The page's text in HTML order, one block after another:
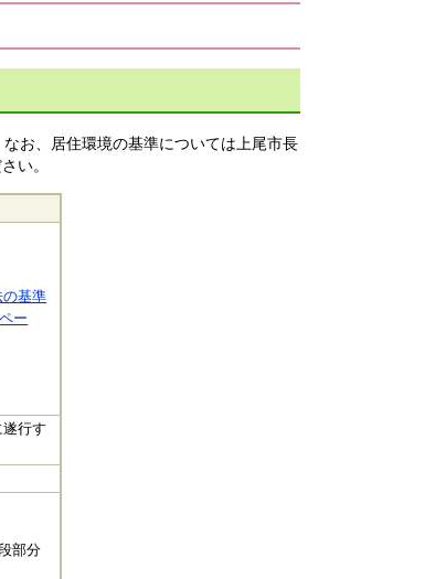
お、居住環境の基準については上尾市長
い。
の基準
ー
行す
部分